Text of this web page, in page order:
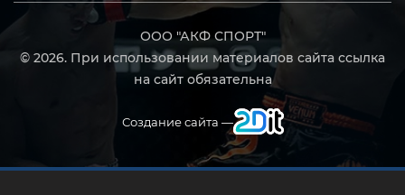
ООО "АКФ СПОРТ"
© 2026. При использовании материалов сайта ссылка
на сайт обязательна
Создание сайта —